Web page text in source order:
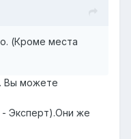
(Кроме места
Вы можете
Эксперт).Они же